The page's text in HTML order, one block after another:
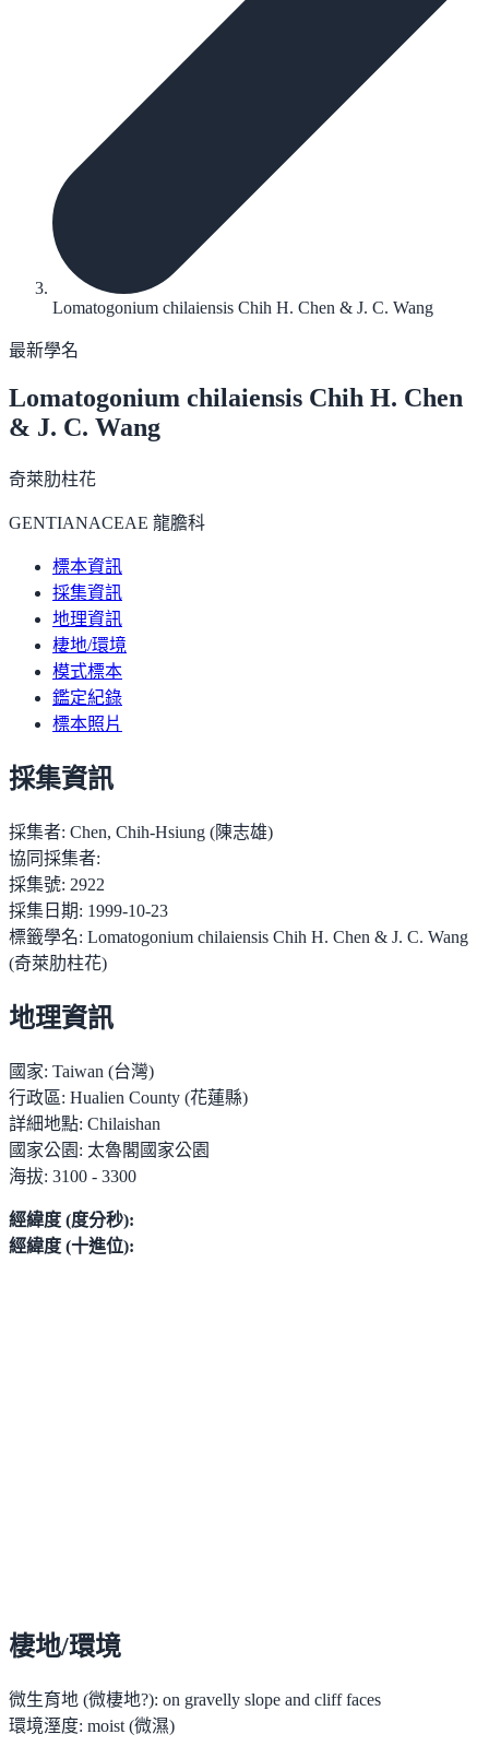
Lomatogonium chilaiensis Chih H. Chen & J. C. Wang
最新學名
Lomatogonium chilaiensis Chih H. Chen
& J. C. Wang
奇萊肋柱花
GENTIANACEAE 龍膽科
標本資訊
採集資訊
地理資訊
棲地/環境
模式標本
鑑定紀錄
標本照片
採集資訊
採集者: Chen, Chih-Hsiung (陳志雄)
協同採集者:
採集號: 2922
採集日期: 1999-10-23
標籤學名: Lomatogonium chilaiensis Chih H. Chen & J. C. Wang
(奇萊肋柱花)
地理資訊
國家: Taiwan (台灣)
行政區: Hualien County (花蓮縣)
詳細地點: Chilaishan
國家公園: 太魯閣國家公園
海拔: 3100 - 3300
經緯度 (度分秒):
經緯度 (十進位):
棲地/環境
微生育地 (微棲地?): on gravelly slope and cliff faces
環境溼度: moist (微濕)